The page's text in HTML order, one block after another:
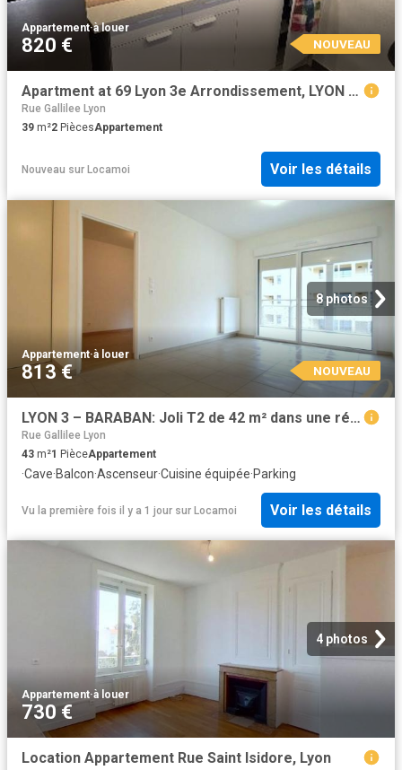
Appartement·à louer
820 € NOUVEAU
Apartment at 69 Lyon 3e Arrondissement, LYON 3, 69003, France
Rue Gallilee Lyon
39 m²2 PiècesAppartement
Nouveau sur Locamoi Voir les détails
8 photos
Appartement·à louer
813 € NOUVEAU
LYON 3 – BARABAN: Joli T2 de 42 m² dans une résidence de 2024 avec balcon et garage PRM
Rue Gallilee Lyon
43 m²1 PièceAppartement
·Cave·Balcon·Ascenseur·Cuisine équipée·Parking
Vu la première fois il y a 1 jour sur Locamoi Voir les détails
4 photos
Appartement·à louer
730 €
Location Appartement Rue Saint Isidore, Lyon